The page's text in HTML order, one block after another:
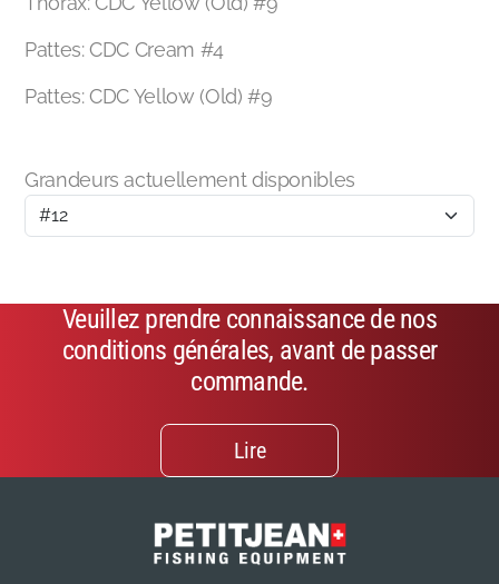
Pattes: CDC Cream #4
Pattes: CDC Yellow (Old) #9
Grandeurs actuellement disponibles
Veuillez prendre connaissance de nos
conditions générales, avant de passer
commande.
Lire